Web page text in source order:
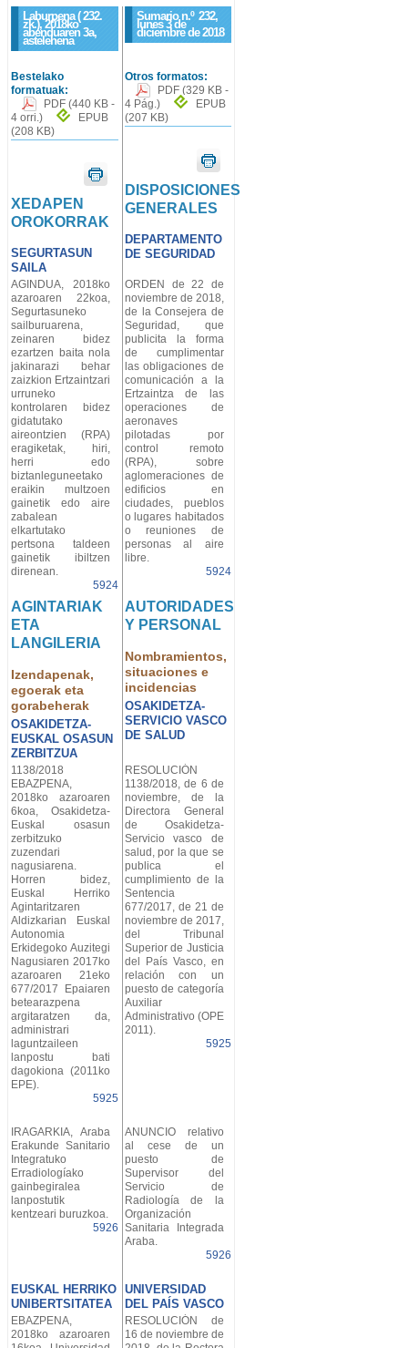
Laburpena ( 232.
zk.), 2018ko
abenduaren 3a,
astelehena
Sumario n.º 232,
lunes 3 de
diciembre de 2018
Bestelako
formatuak:
PDF (440 KB -
4 orri.)
EPUB
(208 KB)
XEDAPEN
OROKORRAK
SEGURTASUN
SAILA
Otros formatos:
PDF (329 KB -
4 Pág.)
EPUB
(207 KB)
DISPOSICIONES
GENERALES
DEPARTAMENTO
DE SEGURIDAD
AGINDUA, 2018ko
azaroaren 22koa,
Segurtasuneko
sailburuarena,
zeinaren bidez
ezartzen baita nola
jakinarazi behar
zaizkion Ertzaintzari
urruneko
kontrolaren bidez
gidatutako
aireontzien (RPA)
eragiketak, hiri,
herri edo
biztanleguneetako
eraikin multzoen
gainetik edo aire
zabalean
elkartutako
pertsona taldeen
gainetik ibiltzen
direnean.
5924
ORDEN de 22 de
noviembre de 2018,
de la Consejera de
Seguridad, que
publicita la forma
de cumplimentar
las obligaciones de
comunicación a la
Ertzaintza de las
operaciones de
aeronaves
pilotadas por
control remoto
(RPA), sobre
aglomeraciones de
edificios en
ciudades, pueblos
o lugares habitados
o reuniones de
personas al aire
libre.
5924
AGINTARIAK
ETA
LANGILERIA
Izendapenak,
egoerak eta
gorabeherak
OSAKIDETZA-
EUSKAL OSASUN
ZERBITZUA
AUTORIDADES
Y PERSONAL
Nombramientos,
situaciones e
incidencias
OSAKIDETZA-
SERVICIO VASCO
DE SALUD
1138/2018
EBAZPENA,
2018ko azaroaren
6koa, Osakidetza-
Euskal osasun
zerbitzuko
zuzendari
nagusiarena.
Horren bidez,
Euskal Herriko
Agintaritzaren
Aldizkarian Euskal
Autonomia
Erkidegoko Auzitegi
Nagusiaren 2017ko
azaroaren 21eko
677/2017 Epaiaren
betearazpena
argitaratzen da,
administrari
laguntzaileen
lanpostu bati
dagokiona (2011ko
EPE).
5925
RESOLUCIÓN
1138/2018, de 6 de
noviembre, de la
Directora General
de Osakidetza-
Servicio vasco de
salud, por la que se
publica el
cumplimiento de la
Sentencia
677/2017, de 21 de
noviembre de 2017,
del Tribunal
Superior de Justicia
del País Vasco, en
relación con un
puesto de categoría
Auxiliar
Administrativo (OPE
2011).
5925
IRAGARKIA, Araba
Erakunde Sanitario
Integratuko
Erradiologíako
gainbegiralea
lanpostutik
kentzeari buruzkoa.
5926
ANUNCIO relativo
al cese de un
puesto de
Supervisor del
Servicio de
Radiología de la
Organización
Sanitaria Integrada
Araba.
5926
EUSKAL HERRIKO
UNIBERTSITATEA
UNIVERSIDAD
DEL PAÍS VASCO
EBAZPENA,
2018ko azaroaren
RESOLUCIÓN de
16 de noviembre de